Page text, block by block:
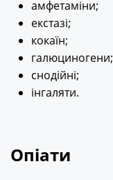
амфетаміни;
екстазі;
кокаїн;
галюциногени;
снодійні;
інгаляти.
Опіати